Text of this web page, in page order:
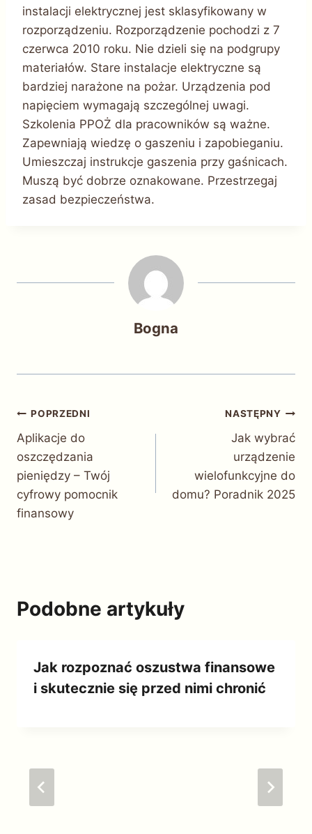
instalacji elektrycznej jest sklasyfikowany w
rozporządzeniu. Rozporządzenie pochodzi z 7
czerwca 2010 roku. Nie dzieli się na podgrupy
materiałów. Stare instalacje elektryczne są
bardziej narażone na pożar. Urządzenia pod
napięciem wymagają szczególnej uwagi.
Szkolenia PPOŻ dla pracowników są ważne.
Zapewniają wiedzę o gaszeniu i zapobieganiu.
Umieszczaj instrukcje gaszenia przy gaśnicach.
Muszą być dobrze oznakowane. Przestrzegaj
zasad bezpieczeństwa.
Bogna
Nawigacja
wpisu
POPRZEDNI
Aplikacje do
oszczędzania
pieniędzy – Twój
cyfrowy pomocnik
finansowy
NASTĘPNY
Jak wybrać
urządzenie
wielofunkcyjne do
domu? Poradnik 2025
Podobne artykuły
Jak rozpoznać oszustwa finansowe
i skutecznie się przed nimi chronić